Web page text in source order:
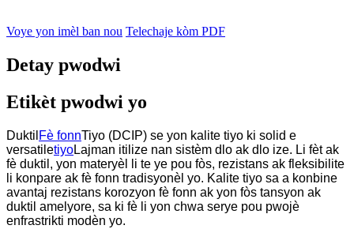
Voye yon imèl ban nou Telechaje kòm PDF
Detay pwodwi
Etikèt pwodwi yo
Duktil Fè fonnTiyo (DCIP) se yon kalite tiyo ki solid e
versatiletiyoLajman itilize nan sistèm dlo ak dlo ize. Li fèt ak
fè duktil, yon materyèl li te ye pou fòs, rezistans ak fleksibilite
li konpare ak fè fonn tradisyonèl yo. Kalite tiyo sa a konbine
avantaj rezistans korozyon fè fonn ak yon fòs tansyon ak
duktil amelyore, sa ki fè li yon chwa serye pou pwojè
enfrastrikti modèn yo.